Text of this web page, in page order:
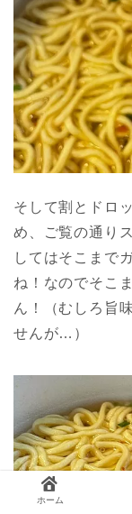
そして割とドロ
め、ご覧の通り
してはそこまで
ね！なのでそこ
ん！（むしろ旨
せんが…）
ホーム